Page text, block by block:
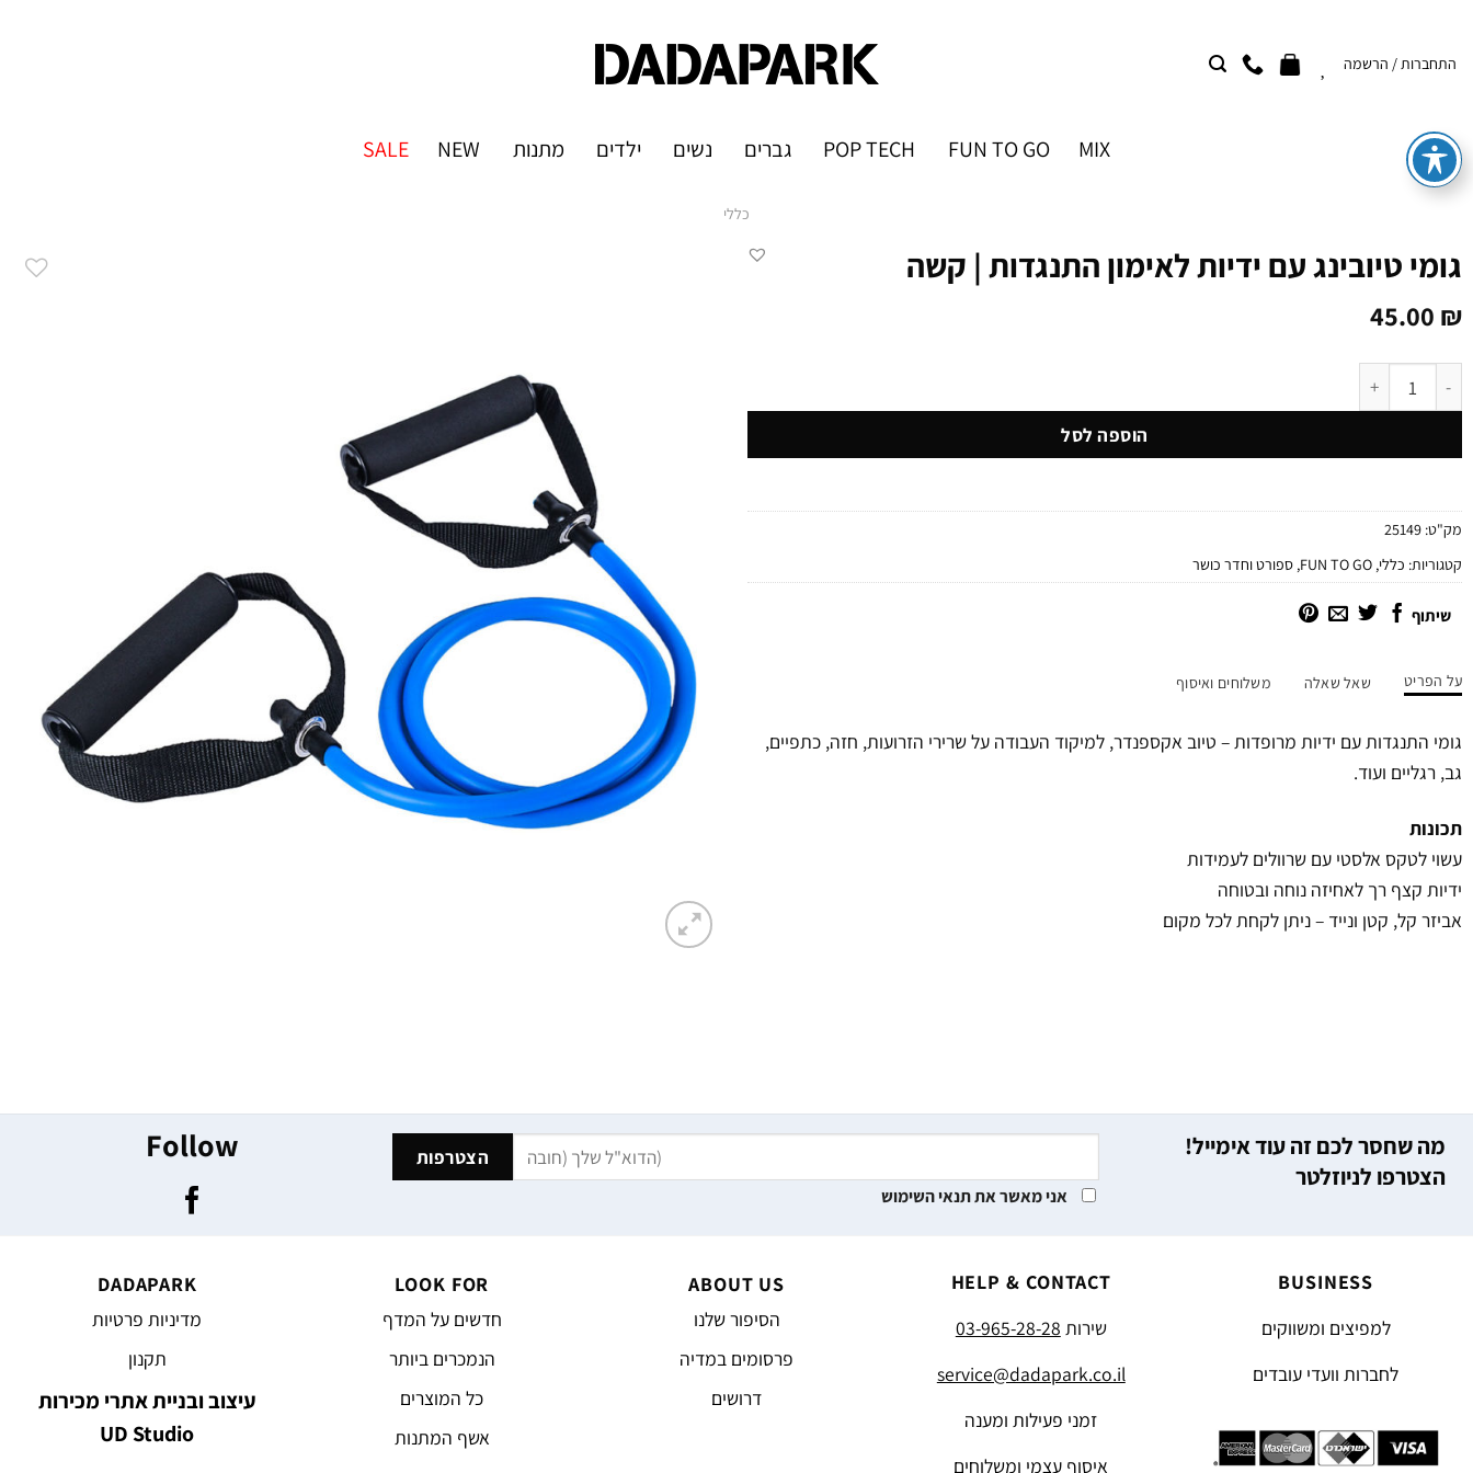
content
התחברות / הרשמה
MIX
FUN TO GO
POP TECH גברים נשים ילדים מתנות NEW
SALE
כללי
גומי טיובינג עם ידיות לאימון התנגדות | קשה
45.00 ₪
הוספה לסל
מק"ט: 25149
קטגוריות: כללי,
FUN TO GO
, ספורט וחדר כושר
שיתוף
על הפריט שאל שאלה משלוחים ואיסוף
גומי התנגדות עם ידיות מרופדות – טיוב אקספנדר, למיקוד העבודה על שרירי הזרועות, חזה, כתפיים,
גב, רגליים ועוד.
תכונות
עשוי לטקס אלסטי עם שרוולים לעמידות
ידיות קצף רך לאחיזה נוחה ובטוחה
אביזר קל, קטן ונייד – ניתן לקחת לכל מקום
מה שחסר לכם זה עוד אימייל!
הצטרפו לניוזלטר
אני מאשר את תנאי השימוש
Follow
BUSINESS
למפיצים ומשווקים
לחברות וועדי עובדים
HELP & CONTACT
שירות 03-965-28-28
service@dadapark.co.il
זמני פעילות ומענה
איסוף עצמי ומשלוחים
ABOUT US
הסיפור שלנו
פרסומים במדיה
דרושים
LOOK FOR
חדשים על המדף
הנמכרים ביותר
כל המוצרים
אשף המתנות
DADAPARK
מדיניות פרטיות
תקנון
עיצוב ובניית אתרי מכירות
UD Studio